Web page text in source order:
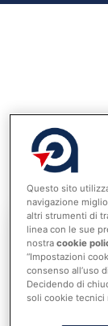
Nel quadro
miliardi, di cui
Rfi. Province
via dal
Nome
Questo sito
navigazione
altri strumenti di
linea con le sue
nostracookie
“Impostazioni
consenso all’uso
Decidendo di
soli cookie tecnici